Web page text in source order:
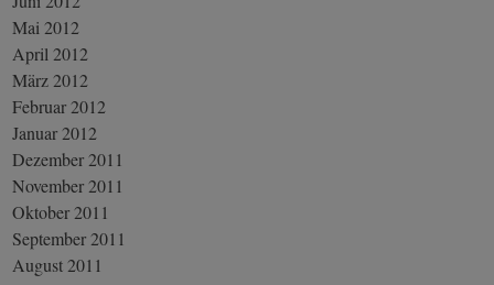
Mai 2012
April 2012
März 2012
Februar 2012
Januar 2012
Dezember 2011
November 2011
Oktober 2011
September 2011
August 2011